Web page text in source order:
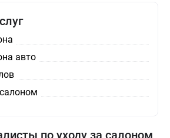
авто
по уходу за салоном